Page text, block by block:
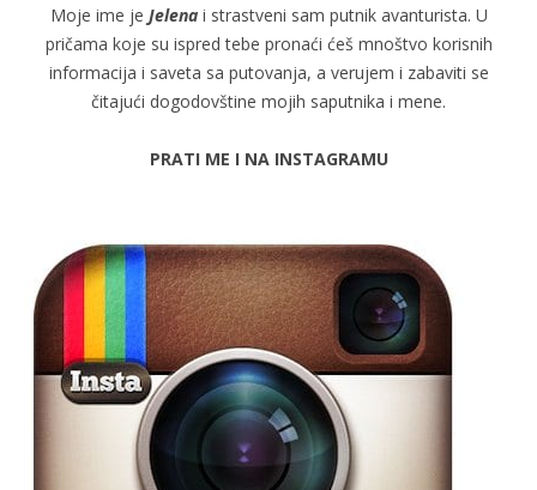
Moje ime je Jelenai strastveni sam putnik avanturista. U
pričama koje su ispred tebe pronaći ćeš mnoštvo korisnih
informacija i saveta sa putovanja, a verujem i zabaviti se
čitajući dogodovštine mojih saputnika i mene.
PRATI ME I NA INSTAGRAMU